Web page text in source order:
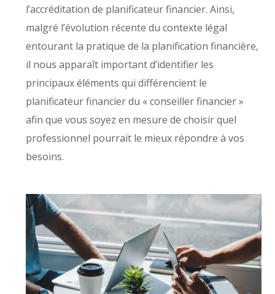
l’accréditation de planificateur financier. Ainsi,
malgré l’évolution récente du contexte légal
entourant la pratique de la planification financière,
il nous apparaît important d’identifier les
principaux éléments qui différencient le
planificateur financier du « conseiller financier »
afin que vous soyez en mesure de choisir quel
professionnel pourrait le mieux répondre à vos
besoins.